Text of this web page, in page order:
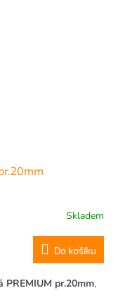
Skladem
Do košíku
PREMIUM pr.20mm,